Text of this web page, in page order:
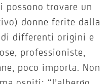
possono trovare un
donne ferite dalla
di differenti origini e
professioniste,
poco importa. Non